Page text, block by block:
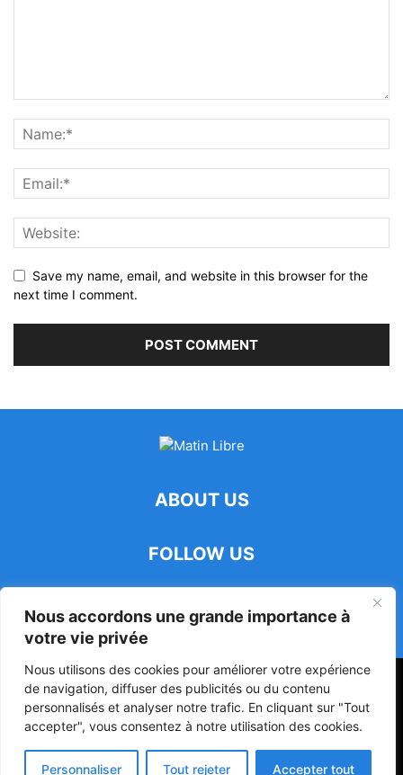
Nous accordons une grande importance à
votre vie privée
Nous utilisons des cookies pour améliorer votre expérience
de navigation, diffuser des publicités ou du contenu
personnalisés et analyser notre trafic. En cliquant sur "Tout
accepter", vous consentez à notre utilisation des cookies.
Personnaliser Tout rejeter Accepter tout
Save my name, email, and website in this browser for the
next time I comment.
ABOUT US
FOLLOW US
47ᵉ Assemblée Mondiale sur la Protection de la Vie Privée: Me
Luciano Hounkponou représente le Bénin à Séoul